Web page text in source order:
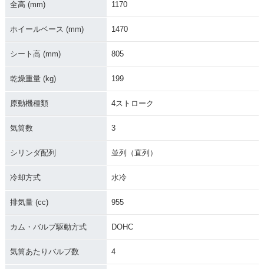
全高 (mm) 1170
ホイールベース (mm) 1470
シート高 (mm) 805
乾燥重量 (kg) 199
原動機種類 4ストローク
気筒数 3
シリンダ配列 並列（直列）
冷却方式 水冷
排気量 (cc) 955
カム・バルブ駆動方式 DOHC
気筒あたりバルブ数 4